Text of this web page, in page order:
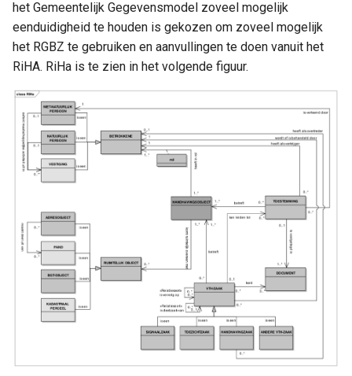
a
l
s
Gemeentebegraven
Dak- en thuislozen
Generieke definities Sociaal
Domein
Sport, Cultuur en Recreatie
Sociaal domein
Jeugdbescherming
Gemeentebegrafenissen
Dak- en thuislozen
Volkshuisvesting,
leefomgeving en
stedelijke vernieuwing
Interne organisatie
Dienstverlening
het Gemeentelijk Gegevensmodel zoveel mogelijk
eenduidigheid te houden is gekozen om zoveel mogelijk
het RGBZ te gebruiken en aanvullingen te doen vanuit het
RiHA. RiHa is te zien in het volgende figuur.